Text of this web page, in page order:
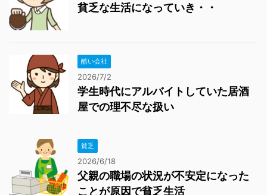
貧乏な生活になっていき・・
酷い会社
2026/7/2
学生時代にアルバイトしていた居酒
屋での理不尽な扱い
貧乏
2026/6/18
父親の職場の状況が不安定になった
ことが原因で貧乏生活